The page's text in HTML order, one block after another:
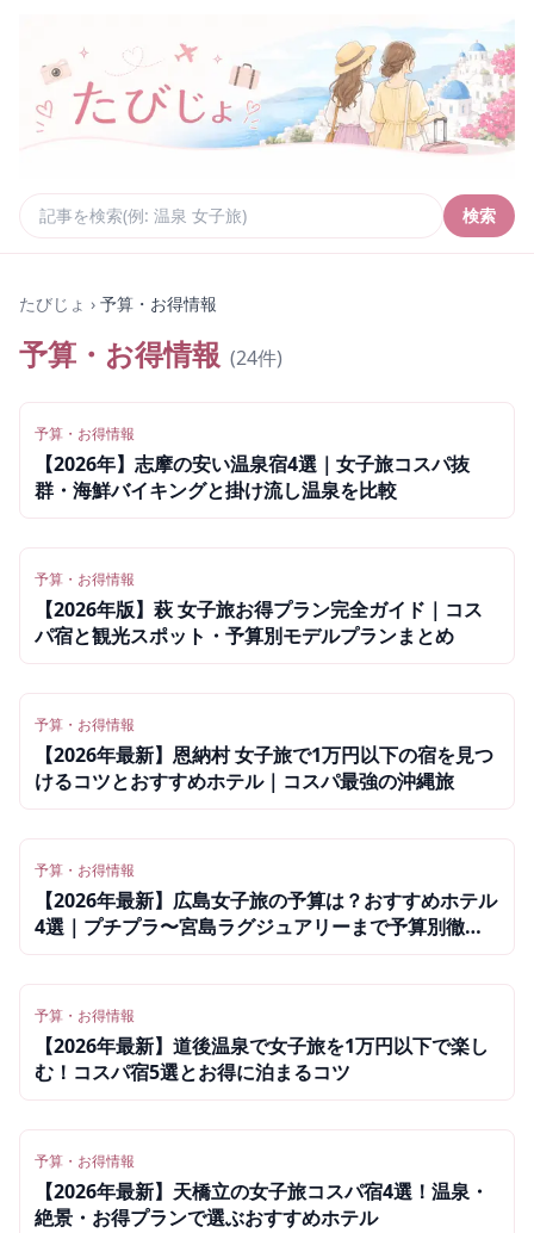
検索
たびじょ › 予算・お得情報
予算・お得情報 (24件)
予算・お得情報
【2026年】志摩の安い温泉宿4選｜女子旅コスパ抜
群・海鮮バイキングと掛け流し温泉を比較
予算・お得情報
【2026年版】萩 女子旅お得プラン完全ガイド｜コス
パ宿と観光スポット・予算別モデルプランまとめ
予算・お得情報
【2026年最新】恩納村 女子旅で1万円以下の宿を見つ
けるコツとおすすめホテル｜コスパ最強の沖縄旅
予算・お得情報
【2026年最新】広島女子旅の予算は？おすすめホテル
4選｜プチプラ〜宮島ラグジュアリーまで予算別徹底
解説
予算・お得情報
【2026年最新】道後温泉で女子旅を1万円以下で楽し
む！コスパ宿5選とお得に泊まるコツ
予算・お得情報
【2026年最新】天橋立の女子旅コスパ宿4選！温泉・
絶景・お得プランで選ぶおすすめホテル